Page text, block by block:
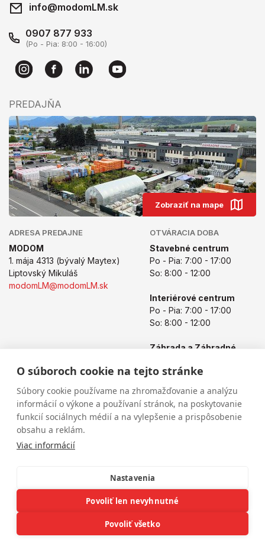
O súboroch cookie na tejto stránke
Súbory cookie používame na zhromažďovanie a analýzu
informácií o výkone a používaní stránok, na poskytovanie
funkcií sociálnych médií a na vylepšenie a prispôsobenie
obsahu a reklám.
Viac informácií
Nastavenia
Povoliť len nevyhnutné
Povoliť všetko
info@modomLM.sk
0907 877 933
(Po - Pia: 8:00 - 16:00)
PREDAJŇA
Zobraziť na mape
ADRESA PREDAJNE
MODOM
1. mája 4313 (bývalý Maytex)
Liptovský Mikuláš
modomLM@modomLM.sk
OTVÁRACIA DOBA
Stavebné centrum
Po - Pia: 7:00 - 17:00
So: 8:00 - 12:00
Interiérové centrum
Po - Pia: 7:00 - 17:00
So: 8:00 - 12:00
Záhrada a Záhradné
Po - Pia: 8:00 - 17:00
So: 8:00 - 12:00
Copyright © 2026modomLM.skVšetky práva vyhradené